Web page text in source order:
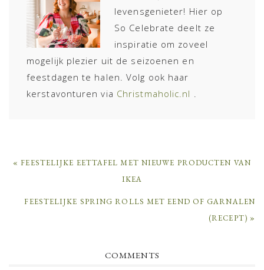
levensgenieter! Hier op
So Celebrate deelt ze
inspiratie om zoveel
mogelijk plezier uit de seizoenen en
feestdagen te halen. Volg ook haar
kerstavonturen via Christmaholic.nl
PREVIOUS
« FEESTELIJKE EETTAFEL MET NIEUWE PRODUCTEN VAN
IKEA
NEXT
FEESTELIJKE SPRING ROLLS MET EEND OF GARNALEN
(RECEPT) »
COMMENTS